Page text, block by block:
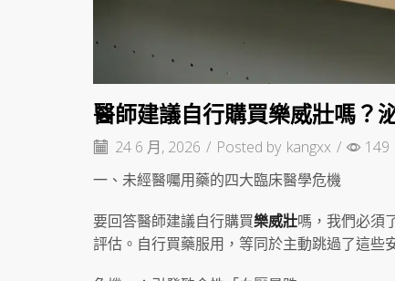
醫師建議自行購買樂威壯嗎？
24 6 月, 2026 / Posted by kangxx / 149
一、未經醫囑用藥的四大臨床醫學危機
要回答醫師建議自行購買樂威壯嗎，我們必須
評估。自行買藥服用，等同於主動跳過了這些